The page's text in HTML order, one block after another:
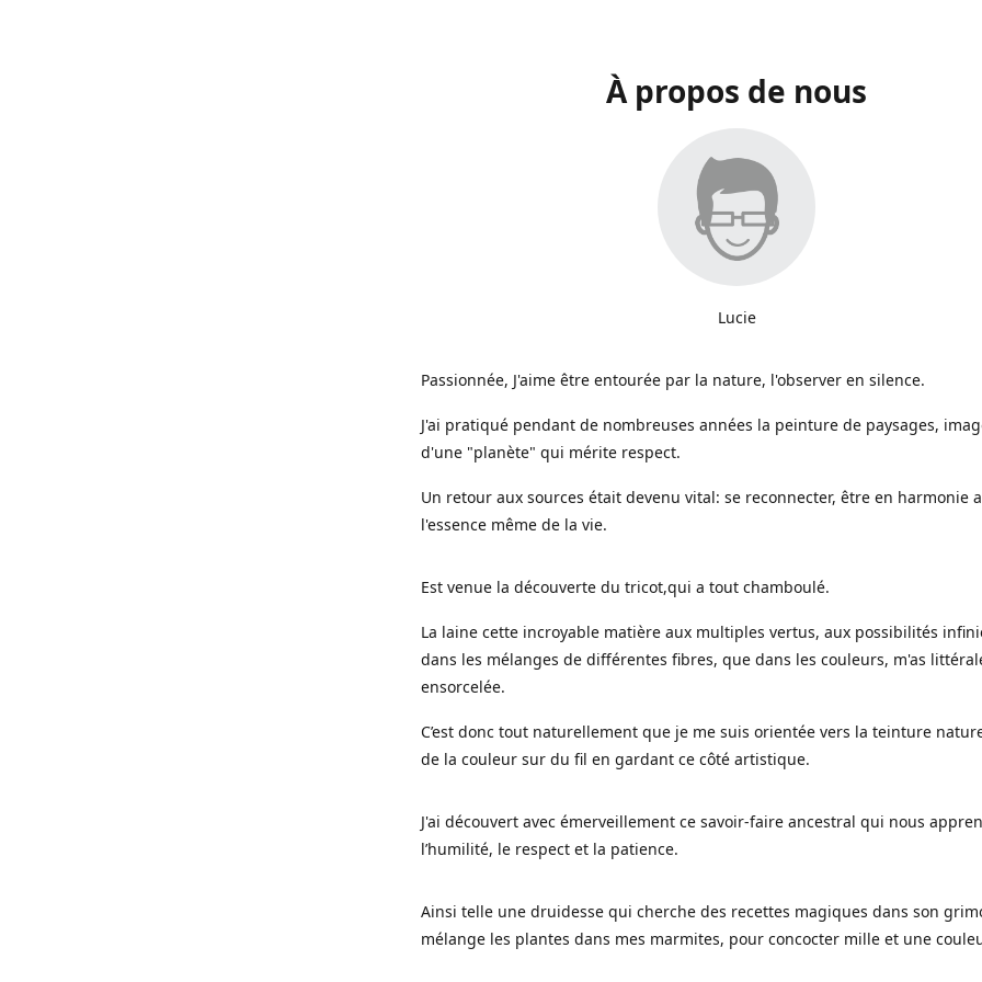
À propos de nous
Lucie
Passionnée, J'aime être entourée par la nature, l'observer en silence.
J'ai pratiqué pendant de nombreuses années la peinture de paysages,
d'une "planète" qui mérite respect.
Un retour aux sources était devenu vital: se reconnecter, être en harmonie
l'essence même de la vie.
Est venue la découverte du tricot,qui a tout chamboulé.
La laine cette incroyable matière aux multiples vertus, aux possibilités
dans les mélanges de différentes fibres, que dans les couleurs, m'as
ensorcelée.
C’est donc tout naturellement que je me suis orientée vers la teinture
de la couleur sur du fil en gardant ce côté artistique.
J'ai découvert avec émerveillement ce savoir-faire ancestral qui nous
l’humilité, le respect et la patience.
Ainsi telle une druidesse qui cherche des recettes magiques dans son
mélange les plantes dans mes marmites, pour concocter mille et une